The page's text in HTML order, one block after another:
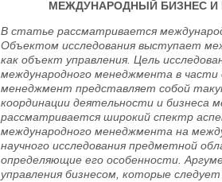
МЕЖДУНАРОДНЫЙ БИЗНЕС
В статье рассматривается
Объектом исследования выступает
как объект управления. Цель
международного менеджмента в части
менеджмент представляет собой
координации деятельности и бизнеса
рассматривается широкий спектр
международного менеджмента на
научного исследования предметной
определяющие его особенности.
управления бизнесом, которые